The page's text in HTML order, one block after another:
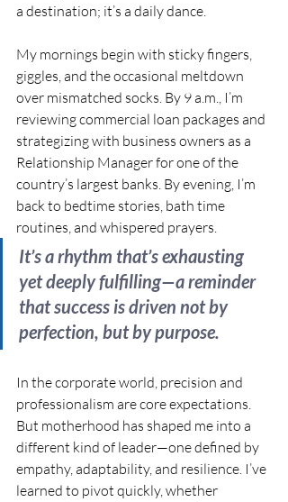
a destination; it’s a daily dance.
My mornings begin with sticky fingers,
giggles, and the occasional meltdown
over mismatched socks. By 9 a.m., I’m
reviewing commercial loan packages and
strategizing with business owners as a
Relationship Manager for one of the
country’s largest banks. By evening, I’m
back to bedtime stories, bath time
routines, and whispered prayers.
It’s a rhythm that’s exhausting
yet deeply fulfilling—a reminder
that success is driven not by
perfection, but by purpose.
In the corporate world, precision and
professionalism are core expectations.
But motherhood has shaped me into a
different kind of leader—one defined by
empathy, adaptability, and resilience. I’ve
learned to pivot quickly, whether